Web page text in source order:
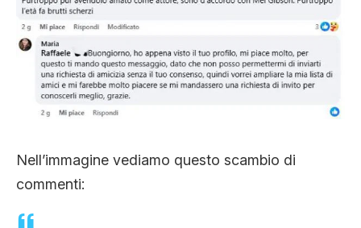
Nell’immagine vediamo questo scambio di
commenti: